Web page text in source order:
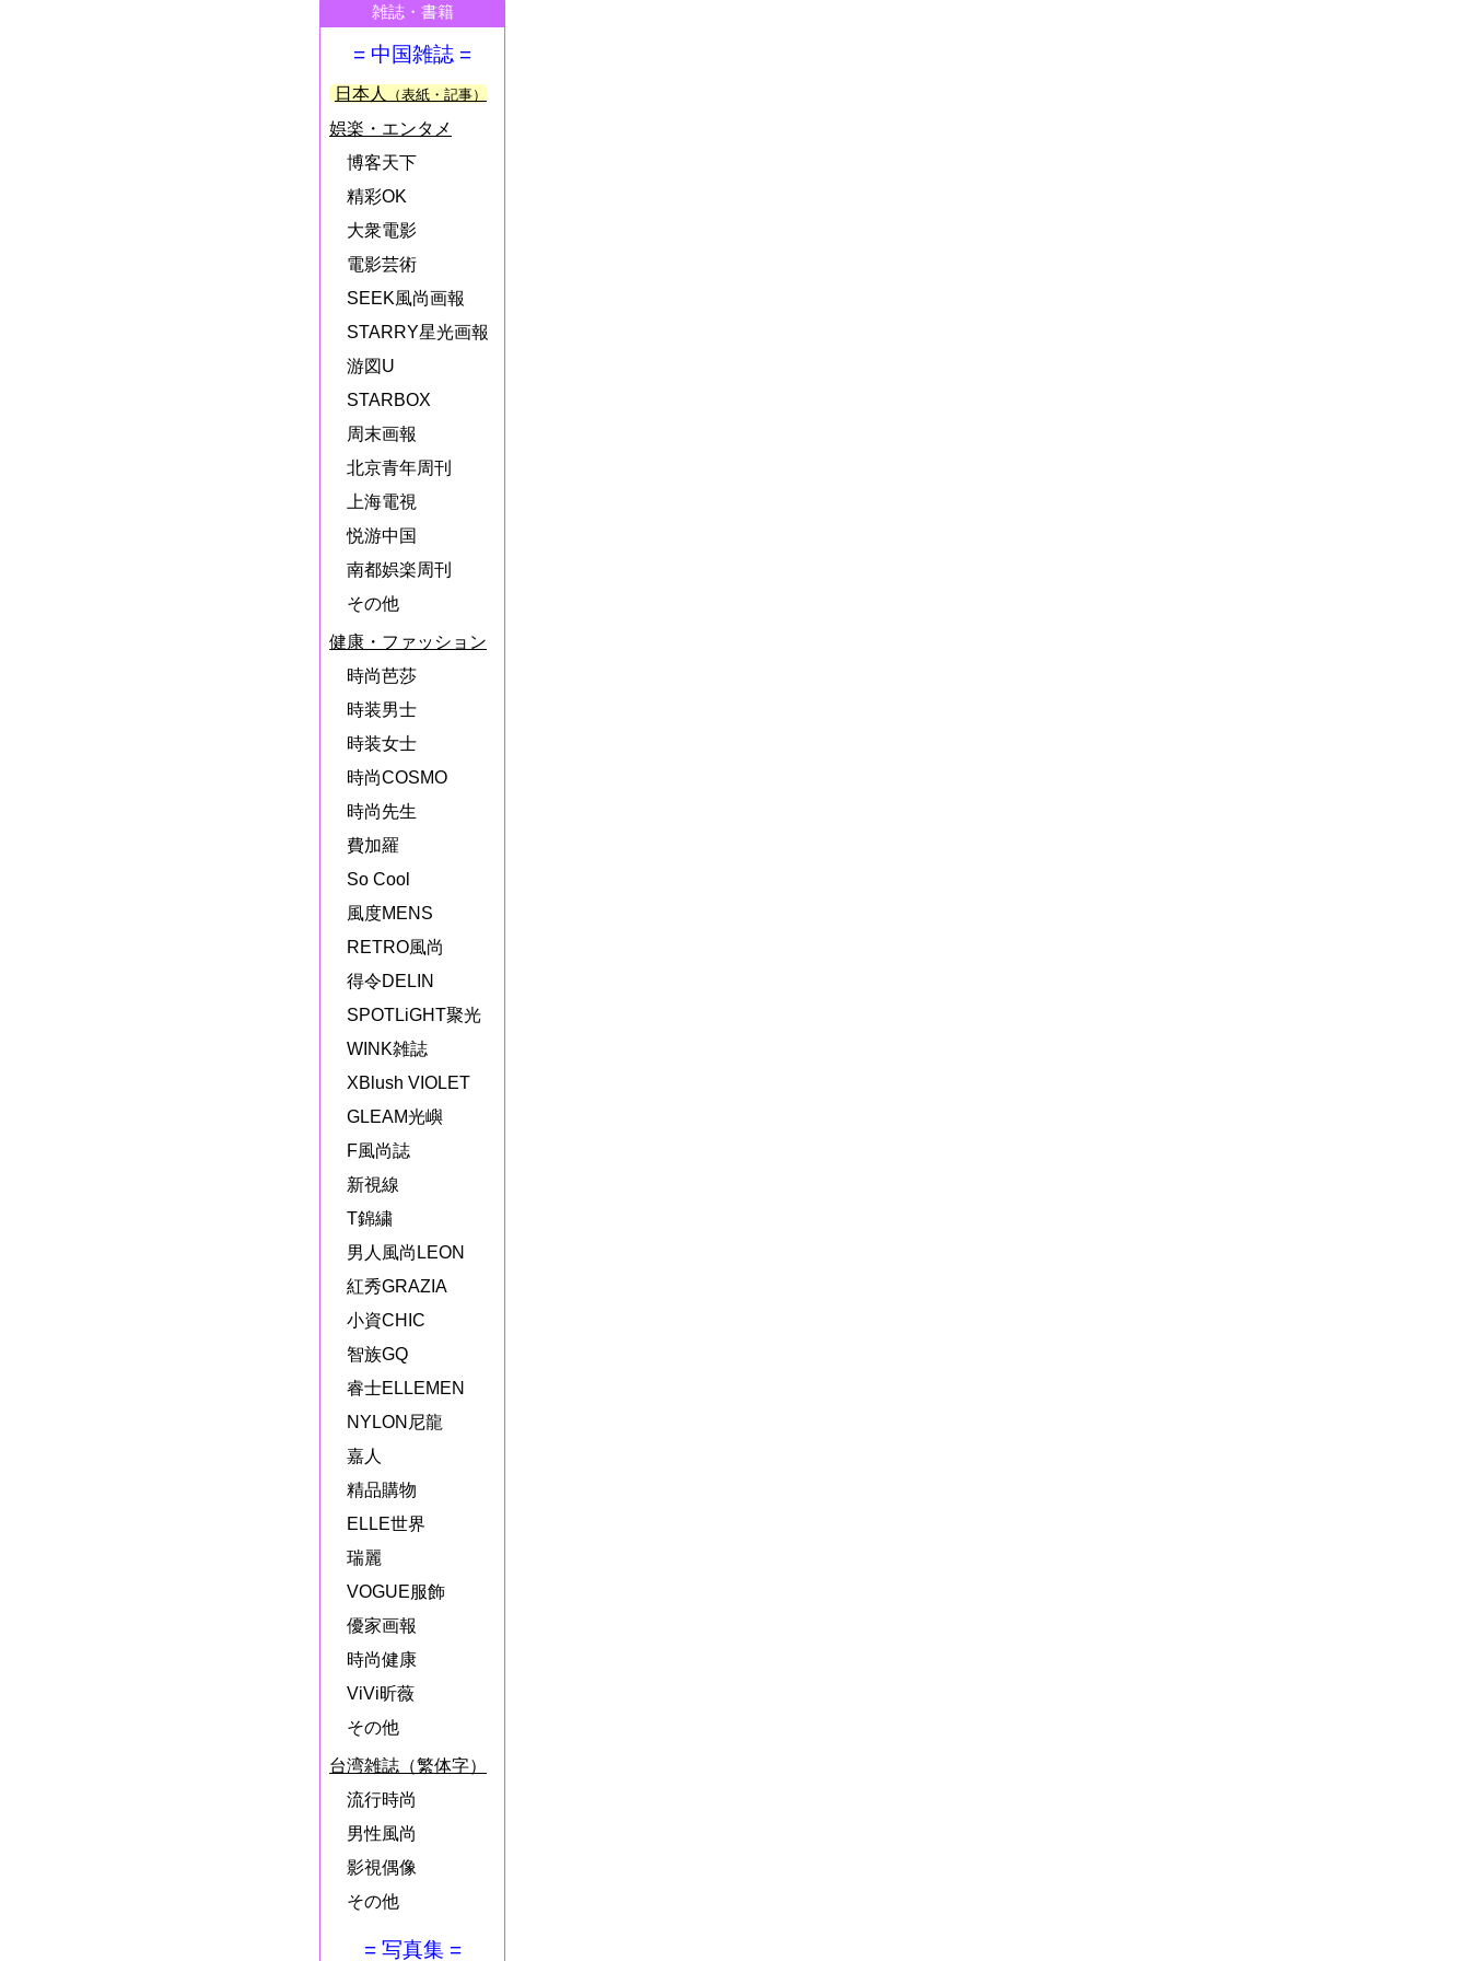
雑誌・書籍
= 中国雑誌 =
日本人 （表紙・記事）
娯楽・エンタメ
博客天下
精彩OK
大衆電影
電影芸術
SEEK風尚画報
STARRY星光画報
游図U
STARBOX
周末画報
北京青年周刊
上海電視
悦游中国
南都娯楽周刊
その他
健康・ファッション
時尚芭莎
時装男士
時装女士
時尚COSMO
時尚先生
費加羅
So Cool
風度MENS
RETRO風尚
得令DELIN
SPOTLiGHT聚光
WINK雑誌
XBlush VIOLET
GLEAM光嶼
F風尚誌
新視線
T錦繍
男人風尚LEON
紅秀GRAZIA
小資CHIC
智族GQ
睿士ELLEMEN
NYLON尼龍
嘉人
精品購物
ELLE世界
瑞麗
VOGUE服飾
優家画報
時尚健康
ViVi昕薇
その他
台湾雑誌（繁体字）
流行時尚
男性風尚
影視偶像
その他
= 写真集 =